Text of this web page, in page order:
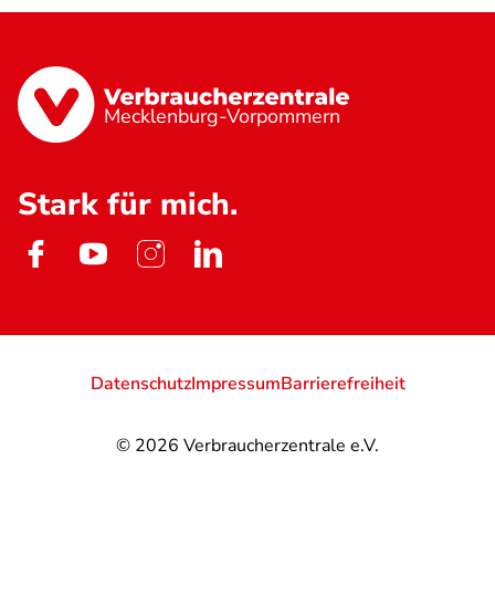
Mecklenburg-Vorpommern
Stark für mich.
© 2026 Verbraucherzentrale e.V.
DatenschutzImpressumBarrierefreiheit